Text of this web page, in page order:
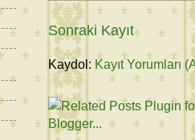
Sonraki Kayıt
Kaydol: Kayıt Yorumları